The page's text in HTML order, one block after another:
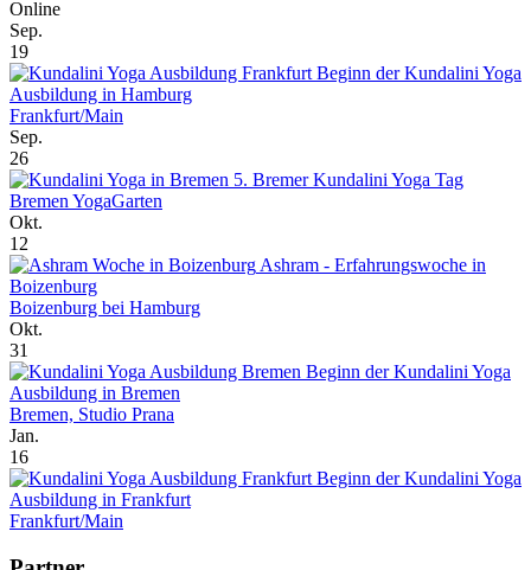
Online
Sep.
19
Beginn der Kundalini Yoga
Ausbildung in Hamburg
Frankfurt/Main
Sep.
26
5. Bremer Kundalini Yoga Tag
Bremen YogaGarten
Okt.
12
Ashram - Erfahrungswoche in
Boizenburg
Boizenburg bei Hamburg
Okt.
31
Beginn der Kundalini Yoga
Ausbildung in Bremen
Bremen, Studio Prana
Jan.
16
Beginn der Kundalini Yoga
Ausbildung in Frankfurt
Frankfurt/Main